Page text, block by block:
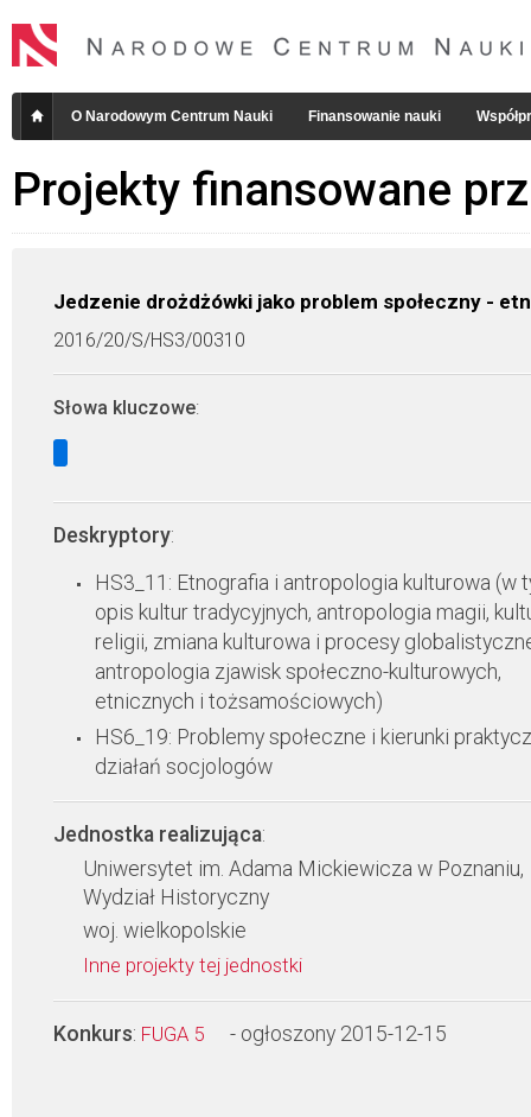
O Narodowym Centrum Nauki Finansowanie nauki
Projekty finansowane
Jedzenie drożdżówki jako problem społeczny -
2016/20/S/HS3/00310
Słowa kluczowe:
Deskryptory:
HS3_11: Etnografia i antropologia kulturowa (w
opis kultur tradycyjnych, antropologia magii,
religii, zmiana kulturowa i procesy
antropologia zjawisk społeczno-kulturowych,
etnicznych i tożsamościowych)
HS6_19: Problemy społeczne i kierunki
działań socjologów
Jednostka realizująca:
Uniwersytet im. Adama Mickiewicza w Poznaniu,
Wydział Historyczny
woj. wielkopolskie
Inne projekty tej jednostki
Konkurs: FUGA 5 - ogłoszony 2015-12-15